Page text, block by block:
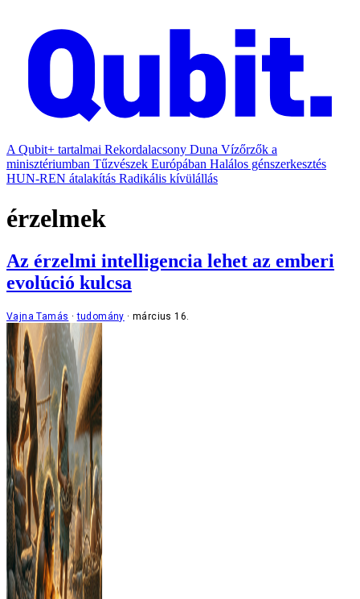
A Qubit+ tartalmai Rekordalacsony Duna Vízőrzők a
minisztériumban Tűzvészek Európában Halálos génszerkesztés
HUN-REN átalakítás Radikális kívülállás
érzelmek
Az érzelmi intelligencia lehet az emberi
evolúció kulcsa
Vajna Tamás tudomány március 16.